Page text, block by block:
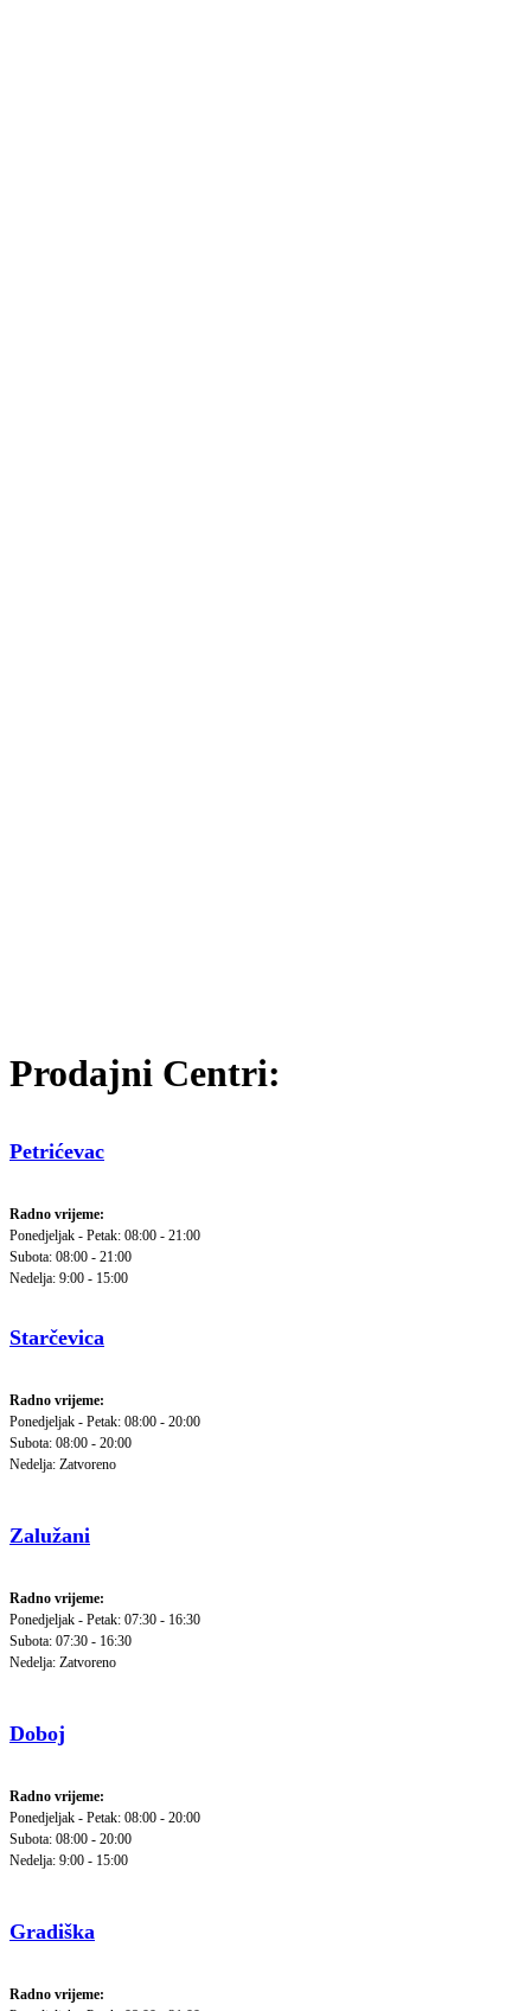
Prodajni Centri:
Petrićevac
Radno vrijeme:
Ponedjeljak - Petak: 08:00 - 21:00
Subota: 08:00 - 21:00
Nedelja: 9:00 - 15:00
Starčevica
Radno vrijeme:
Ponedjeljak - Petak: 08:00 - 20:00
Subota: 08:00 - 20:00
Nedelja: Zatvoreno
Zalužani
Radno vrijeme:
Ponedjeljak - Petak: 07:30 - 16:30
Subota: 07:30 - 16:30
Nedelja: Zatvoreno
Doboj
Radno vrijeme:
Ponedjeljak - Petak: 08:00 - 20:00
Subota: 08:00 - 20:00
Nedelja: 9:00 - 15:00
Gradiška
Radno vrijeme: